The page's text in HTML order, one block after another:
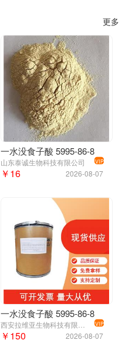
更多
一水没食子酸 5995-86-8
山东泰诚生物科技有限公司 VIP
2026-08-07
￥16
一水没食子酸 5995-86-8
VIP
2026-08-07
￥150